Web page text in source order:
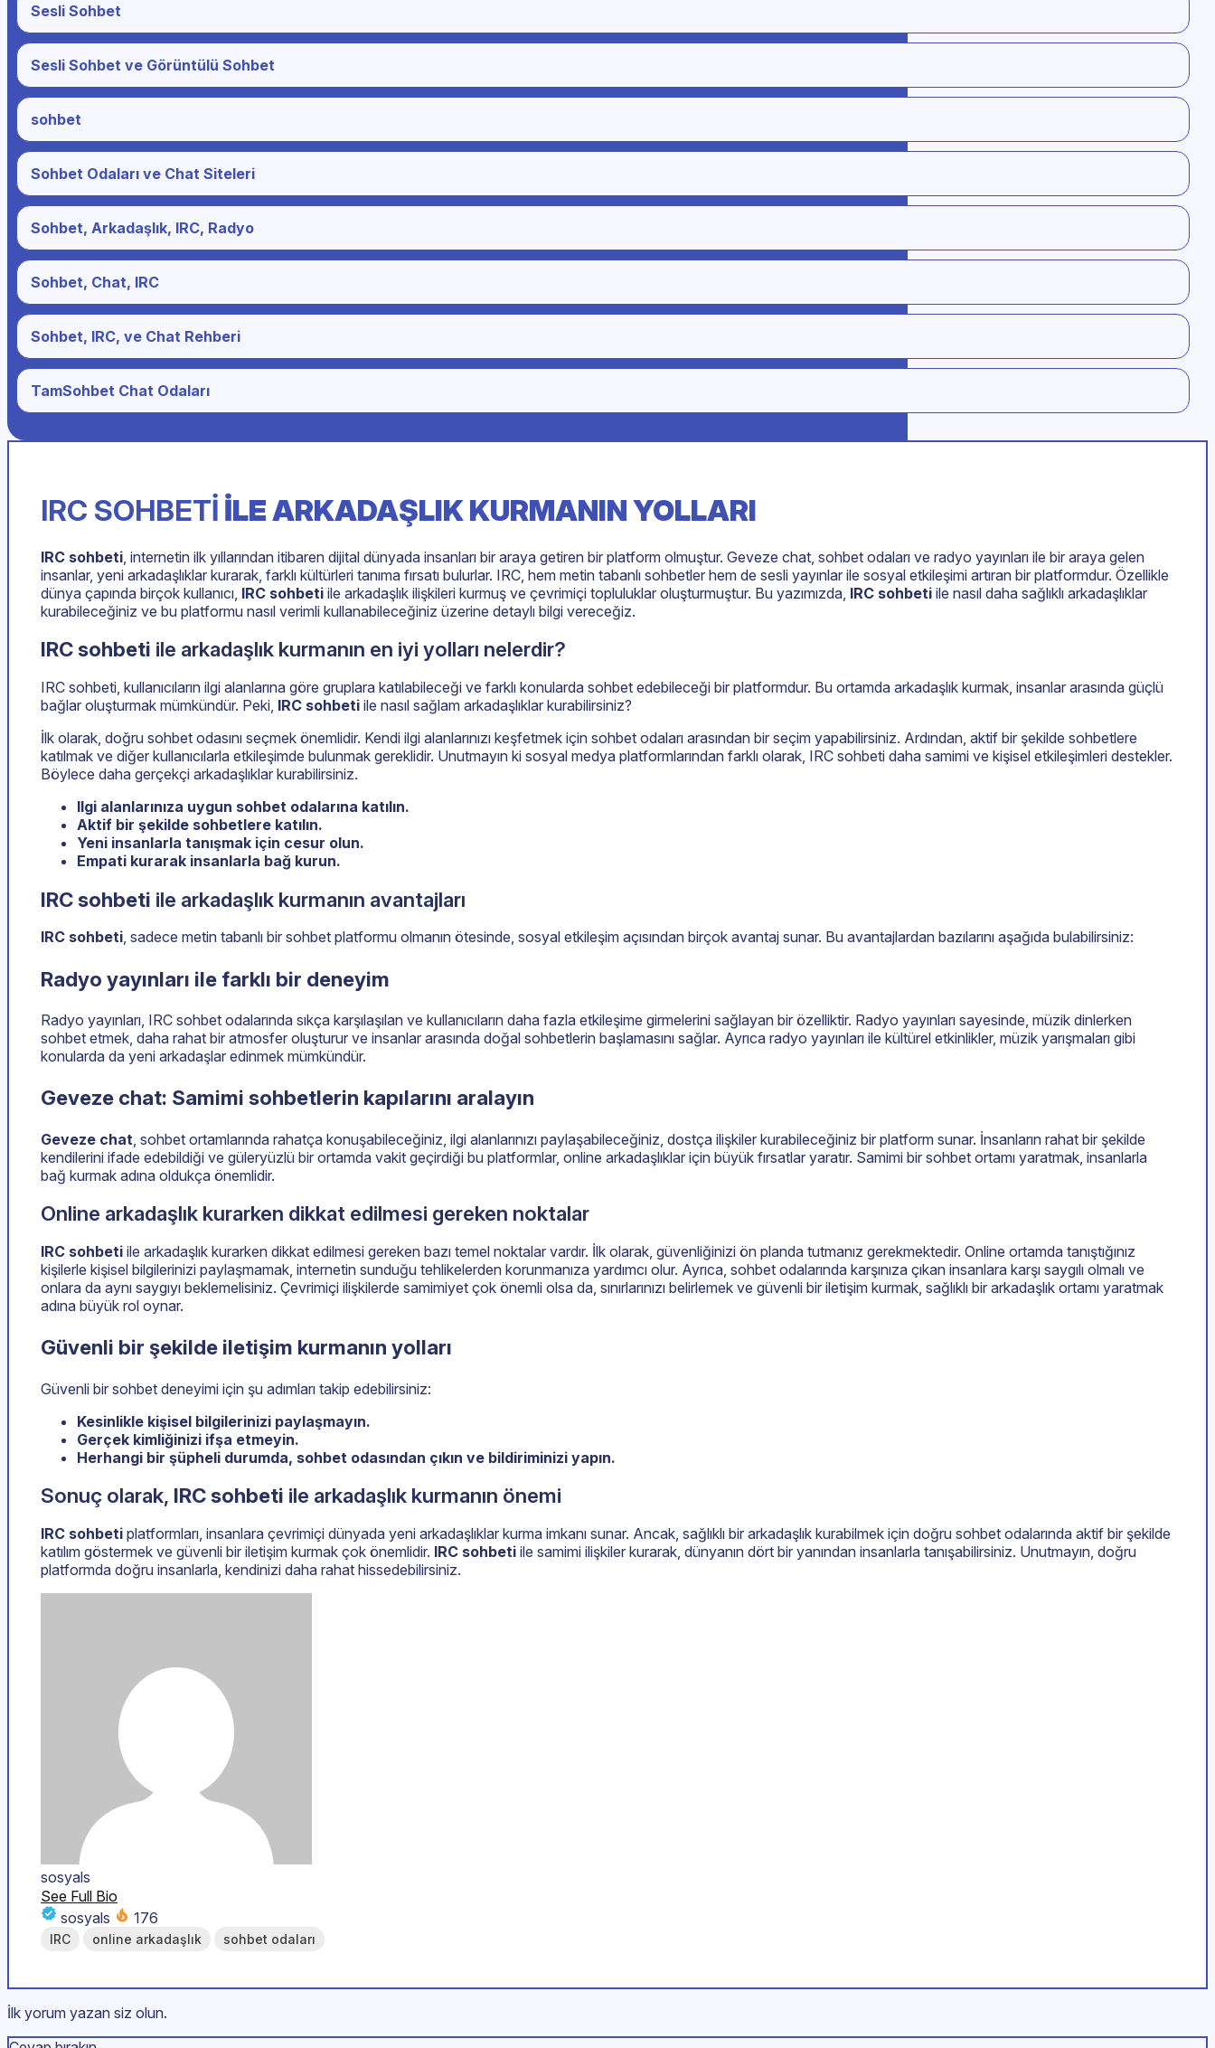
Sesli Sohbet
Sesli Sohbet ve Görüntülü Sohbet
sohbet
Sohbet Odaları ve Chat Siteleri
Sohbet, Arkadaşlık, IRC, Radyo
Sohbet, Chat, IRC
Sohbet, IRC, ve Chat Rehberi
TamSohbet Chat Odaları
IRC SOHBETI ILE ARKADAŞLIK KURMANIN YOLLARI
IRC sohbeti , internetin ilk yıllarından itibaren dijital dünyada insanları bir araya getiren bir platform olmuştur. Geveze chat, sohbet odaları ve radyo yayınları ile bir araya gelen
insanlar, yeni arkadaşlıklar kurarak, farklı kültürleri tanıma fırsatı bulurlar. IRC, hem metin tabanlı sohbetler hem de sesli yayınlar ile sosyal etkileşimi artıran bir platformdur. Özellikle
dünya çapında birçok kullanıcı, IRC sohbeti ile arkadaşlık ilişkileri kurmuş ve çevrimiçi topluluklar oluşturmuştur. Bu yazımızda, IRC sohbeti ile nasıl daha sağlıklı arkadaşlıklar
kurabileceğiniz ve bu platformu nasıl verimli kullanabileceğiniz üzerine detaylı bilgi vereceğiz.
IRC sohbeti ile arkadaşlık kurmanın en iyi yolları nelerdir?
IRC sohbeti, kullanıcıların ilgi alanlarına göre gruplara katılabileceği ve farklı konularda sohbet edebileceği bir platformdur. Bu ortamda arkadaşlık kurmak, insanlar arasında güçlü
bağlar oluşturmak mümkündür. Peki, IRC sohbeti ile nasıl sağlam arkadaşlıklar kurabilirsiniz?
İlk olarak, doğru sohbet odasını seçmek önemlidir. Kendi ilgi alanlarınızı keşfetmek için sohbet odaları arasından bir seçim yapabilirsiniz. Ardından, aktif bir şekilde sohbetlere
katılmak ve diğer kullanıcılarla etkileşimde bulunmak gereklidir. Unutmayın ki sosyal medya platformlarından farklı olarak, IRC sohbeti daha samimi ve kişisel etkileşimleri destekler.
Böylece daha gerçekçi arkadaşlıklar kurabilirsiniz.
Ilgi alanlarınıza uygun sohbet odalarına katılın.
Aktif bir şekilde sohbetlere katılın.
Yeni insanlarla tanışmak için cesur olun.
Empati kurarak insanlarla bağ kurun.
IRC sohbeti ile arkadaşlık kurmanın avantajları
IRC sohbeti, sadece metin tabanlı bir sohbet platformu olmanın ötesinde, sosyal etkileşim açısından birçok avantaj sunar. Bu avantajlardan bazılarını aşağıda bulabilirsiniz:
Radyo yayınları ile farklı bir deneyim
Radyo yayınları, IRC sohbet odalarında sıkça karşılaşılan ve kullanıcıların daha fazla etkileşime girmelerini sağlayan bir özelliktir. Radyo yayınları sayesinde, müzik dinlerken
sohbet etmek, daha rahat bir atmosfer oluşturur ve insanlar arasında doğal sohbetlerin başlamasını sağlar. Ayrıca radyo yayınları ile kültürel etkinlikler, müzik yarışmaları gibi
konularda da yeni arkadaşlar edinmek mümkündür.
Geveze chat: Samimi sohbetlerin kapılarını aralayın
Geveze chat , sohbet ortamlarında rahatça konuşabileceğiniz, ilgi alanlarınızı paylaşabileceğiniz, dostça ilişkiler kurabileceğiniz bir platform sunar. İnsanların rahat bir şekilde
kendilerini ifade edebildiği ve güleryüzlü bir ortamda vakit geçirdiği bu platformlar, online arkadaşlıklar için büyük fırsatlar yaratır. Samimi bir sohbet ortamı yaratmak, insanlarla
bağ kurmak adına oldukça önemlidir.
Online arkadaşlık kurarken dikkat edilmesi gereken noktalar
IRC sohbeti ile arkadaşlık kurarken dikkat edilmesi gereken bazı temel noktalar vardır. İlk olarak, güvenliğinizi ön planda tutmanız gerekmektedir. Online ortamda tanıştığınız
kişilerle kişisel bilgilerinizi paylaşmamak, internetin sunduğu tehlikelerden korunmanıza yardımcı olur. Ayrıca, sohbet odalarında karşınıza çıkan insanlara karşı saygılı olmalı ve
onlara da aynı saygıyı beklemelisiniz. Çevrimiçi ilişkilerde samimiyet çok önemli olsa da, sınırlarınızı belirlemek ve güvenli bir iletişim kurmak, sağlıklı bir arkadaşlık ortamı yaratmak
adına büyük rol oynar.
Güvenli bir şekilde iletişim kurmanın yolları
Güvenli bir sohbet deneyimi için şu adımları takip edebilirsiniz:
Kesinlikle kişisel bilgilerinizi paylaşmayın.
Gerçek kimliğinizi ifşa etmeyin.
Herhangi bir şüpheli durumda, sohbet odasından çıkın ve bildiriminizi yapın.
Sonuç olarak, IRC sohbeti ile arkadaşlık kurmanın önemi
IRC sohbeti platformları, insanlara çevrimiçi dünyada yeni arkadaşlıklar kurma imkanı sunar. Ancak, sağlıklı bir arkadaşlık kurabilmek için doğru sohbet odalarında aktif bir şekilde
katılım göstermek ve güvenli bir iletişim kurmak çok önemlidir. IRC sohbeti ile samimi ilişkiler kurarak, dünyanın dört bir yanından insanlarla tanışabilirsiniz. Unutmayın, doğru
platformda doğru insanlarla, kendinizi daha rahat hissedebilirsiniz.
sosyals
See Full Bio
sosyals
176
IRC online arkadaşlık sohbet odaları
İlk yorum yazan siz olun.